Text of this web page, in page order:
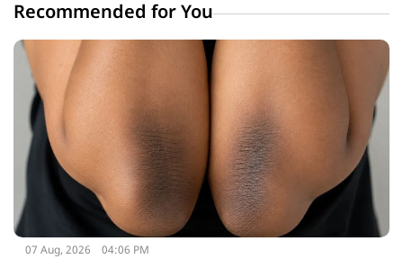
Recommended for You
07 Aug, 2026 04:06 PM